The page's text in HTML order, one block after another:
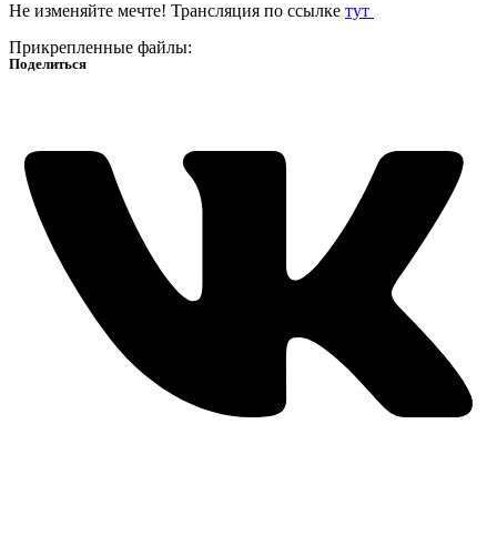
Не изменяйте мечте! Трансляция по ссылке тут
Прикрепленные файлы:
Поделиться